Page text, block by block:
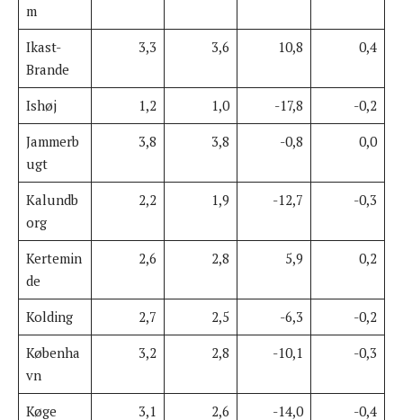
m
Ikast-
Brande
3,3 3,6 10,8 0,4
Ishøj 1,2 1,0 -17,8
-0,2
Jammerb
ugt
3,8 3,8 -0,8 0,0
Kalundb
org
2,2 1,9 -12,7 -0,3
Kertemin
de
2,6 2,8 5,9 0,2
Kolding 2,7 2,5 -6,3
-0,2
Københa
vn
3,2 2,8 -10,1 -0,3
Køge 3,1 2,6 -14,0 -0,4